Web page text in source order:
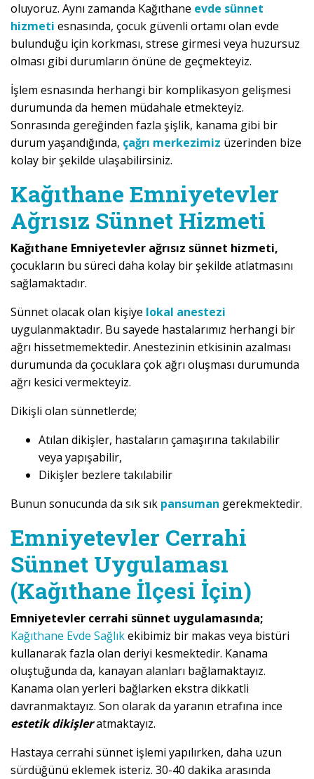
oluyoruz. Aynı zamanda Kağıthane evde sünnet
hizmeti esnasında, çocuk güvenli ortamı olan evde
bulunduğu için korkması, strese girmesi veya huzursuz
olması gibi durumların önüne de geçmekteyiz.
İşlem esnasında herhangi bir komplikasyon gelişmesi
durumunda da hemen müdahale etmekteyiz.
Sonrasında gereğinden fazla şişlik, kanama gibi bir
durum yaşandığında, çağrı merkezimiz üzerinden bize
kolay bir şekilde ulaşabilirsiniz.
Kağıthane Emniyetevler
Ağrısız Sünnet Hizmeti
Kağıthane Emniyetevler ağrısız sünnet hizmeti,
çocukların bu süreci daha kolay bir şekilde atlatmasını
sağlamaktadır.
Sünnet olacak olan kişiye lokal anestezi
uygulanmaktadır. Bu sayede hastalarımız herhangi bir
ağrı hissetmemektedir. Anestezinin etkisinin azalması
durumunda da çocuklara çok ağrı oluşması durumunda
ağrı kesici vermekteyiz.
Dikişli olan sünnetlerde;
Atılan dikişler, hastaların çamaşırına takılabilir
veya yapışabilir,
Dikişler bezlere takılabilir
Bunun sonucunda da sık sık pansuman gerekmektedir.
Emniyetevler Cerrahi
Sünnet Uygulaması
(Kağıthane İlçesi İçin)
Emniyetevler cerrahi sünnet uygulamasında;
Kağıthane Evde Sağlıkekibimiz bir makas veya bistüri
kullanarak fazla olan deriyi kesmektedir. Kanama
oluştuğunda da, kanayan alanları bağlamaktayız.
Kanama olan yerleri bağlarken ekstra dikkatli
davranmaktayız. Son olarak da yaranın etrafına ince
estetik dikişleratmaktayız.
Hastaya cerrahi sünnet işlemi yapılırken, daha uzun
sürdüğünü eklemek isteriz. 30-40 dakika arasında